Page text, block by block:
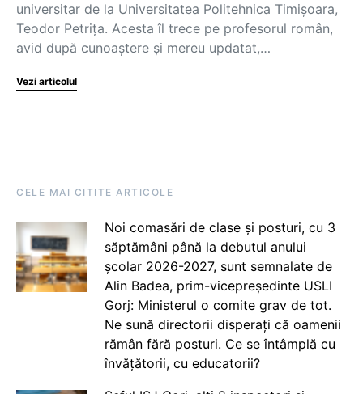
universitar de la Universitatea Politehnica Timișoara,
Teodor Petrița. Acesta îl trece pe profesorul român,
avid după cunoaștere și mereu updatat,…
Vezi articolul
CELE MAI CITITE ARTICOLE
Noi comasări de clase și posturi, cu 3
săptămâni până la debutul anului
școlar 2026-2027, sunt semnalate de
Alin Badea, prim-vicepreședinte USLI
Gorj: Ministerul o comite grav de tot.
Ne sună directorii disperați că oamenii
rămân fără posturi. Ce se întâmplă cu
învățătorii, cu educatorii?